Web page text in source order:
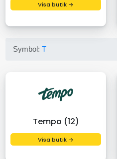
Visa butik →
Symbol:T
Tempo (12)
Visa butik →